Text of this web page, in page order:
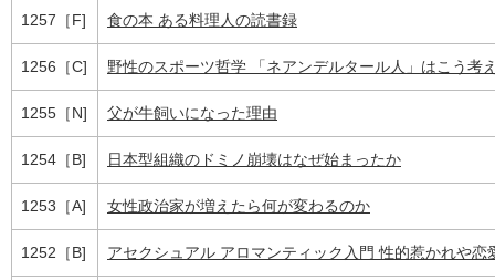
1257［F] 食の本 ある料理人の読書録
1256［C] 野性のスポーツ哲学 「ネアンデルタール人」はこう考
1255［N] 父が牛飼いになった理由
1254［B] 日本型組織のドミノ崩壊はなぜ始まったか
1253［A] 女性政治家が増えたら何が変わるのか
1252［B] アセクシュアル アロマンティック入門 性的惹かれや恋